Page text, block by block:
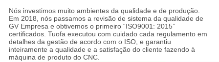
Nós investimos muito ambientes da qualidade e de produção.
Em 2018, nós passamos a revisão de sistema da qualidade de
GV Empresa e obtivemos o primeiro “ISO9001: 2015”
certificados. Tuofa executou com cuidado cada regulamento em
detalhes da gestão de acordo com o ISO, e garantiu
inteiramente a qualidade e a satisfação do cliente fazendo à
máquina de produto do CNC.